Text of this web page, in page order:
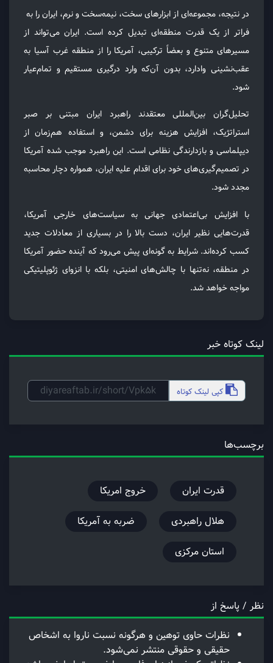
در نتیجه، مجموعه‌ای از ابزارهای سخت، نیمه‌سخت و نرم، ایران را به
فراتر از یک قدرت منطقه‌ای تبدیل کرده است. ایران می‌تواند از
مسیرهای متنوع و بعضاً ترکیبی، آمریکا را از منطقه غرب آسیا به
عقب‌نشینی وادارد، بدون آن‌که وارد درگیری مستقیم و تمام‌عیار
شود.
تحلیل‌گران بین‌المللی معتقدند راهبرد ایران مبتنی بر صبر
استراتژیک، افزایش هزینه برای دشمن، و استفاده هم‌زمان از
دیپلماسی و بازدارندگی نظامی است. این راهبرد موجب شده آمریکا
در تصمیم‌گیری‌های خود برای اقدام علیه ایران، همواره دچار محاسبه
مجدد شود.
با افزایش بی‌اعتمادی جهانی به سیاست‌های خارجی آمریکا،
قدرت‌هایی نظیر ایران، دست بالا را در بسیاری از معادلات جدید
کسب کرده‌اند. شرایط به گونه‌ای پیش می‌رود که آینده حضور آمریکا
در منطقه، نه‌تنها با چالش‌های امنیتی، بلکه با انزوای ژئوپلیتیکی
مواجه خواهد شد.
لینک کوتاه خبر
کپی لینک کوتاه
برچسب‌ها
قدرت ایران
خروج امریکا
هلال راهبردی
ضربه به آمریکا
استان مرکزی
نظر / پاسخ از
نظرات حاوی توهین و هرگونه نسبت ناروا به اشخاص
حقیقی و حقوقی منتشر نمی‌شود.